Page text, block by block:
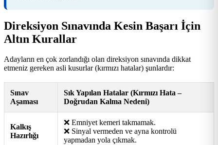
Direksiyon Sınavında Kesin Başarı İçin
Altın Kurallar
Adayların en çok zorlandığı olan direksiyon sınavında dikkat
etmeniz gereken asli kusurlar (kırmızı hatalar) şunlardır:
Sınav
Aşaması
Sık Yapılan Hatalar (Kırmızı Hata –
Doğrudan Kalma Nedeni)
Kalkış
Hazırlığı
❌ Emniyet kemeri takmamak.
❌ Sinyal vermeden ve ayna kontrolü
yapmadan yola çıkmak.